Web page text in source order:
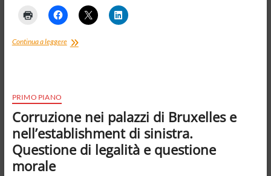
Continua a leggereDemocrazia
e
sui
fini
PRIMO PIANO
Corruzione nei palazzi di Bruxelles e
nell’establishment di sinistra.
Questione di legalità e questione
morale